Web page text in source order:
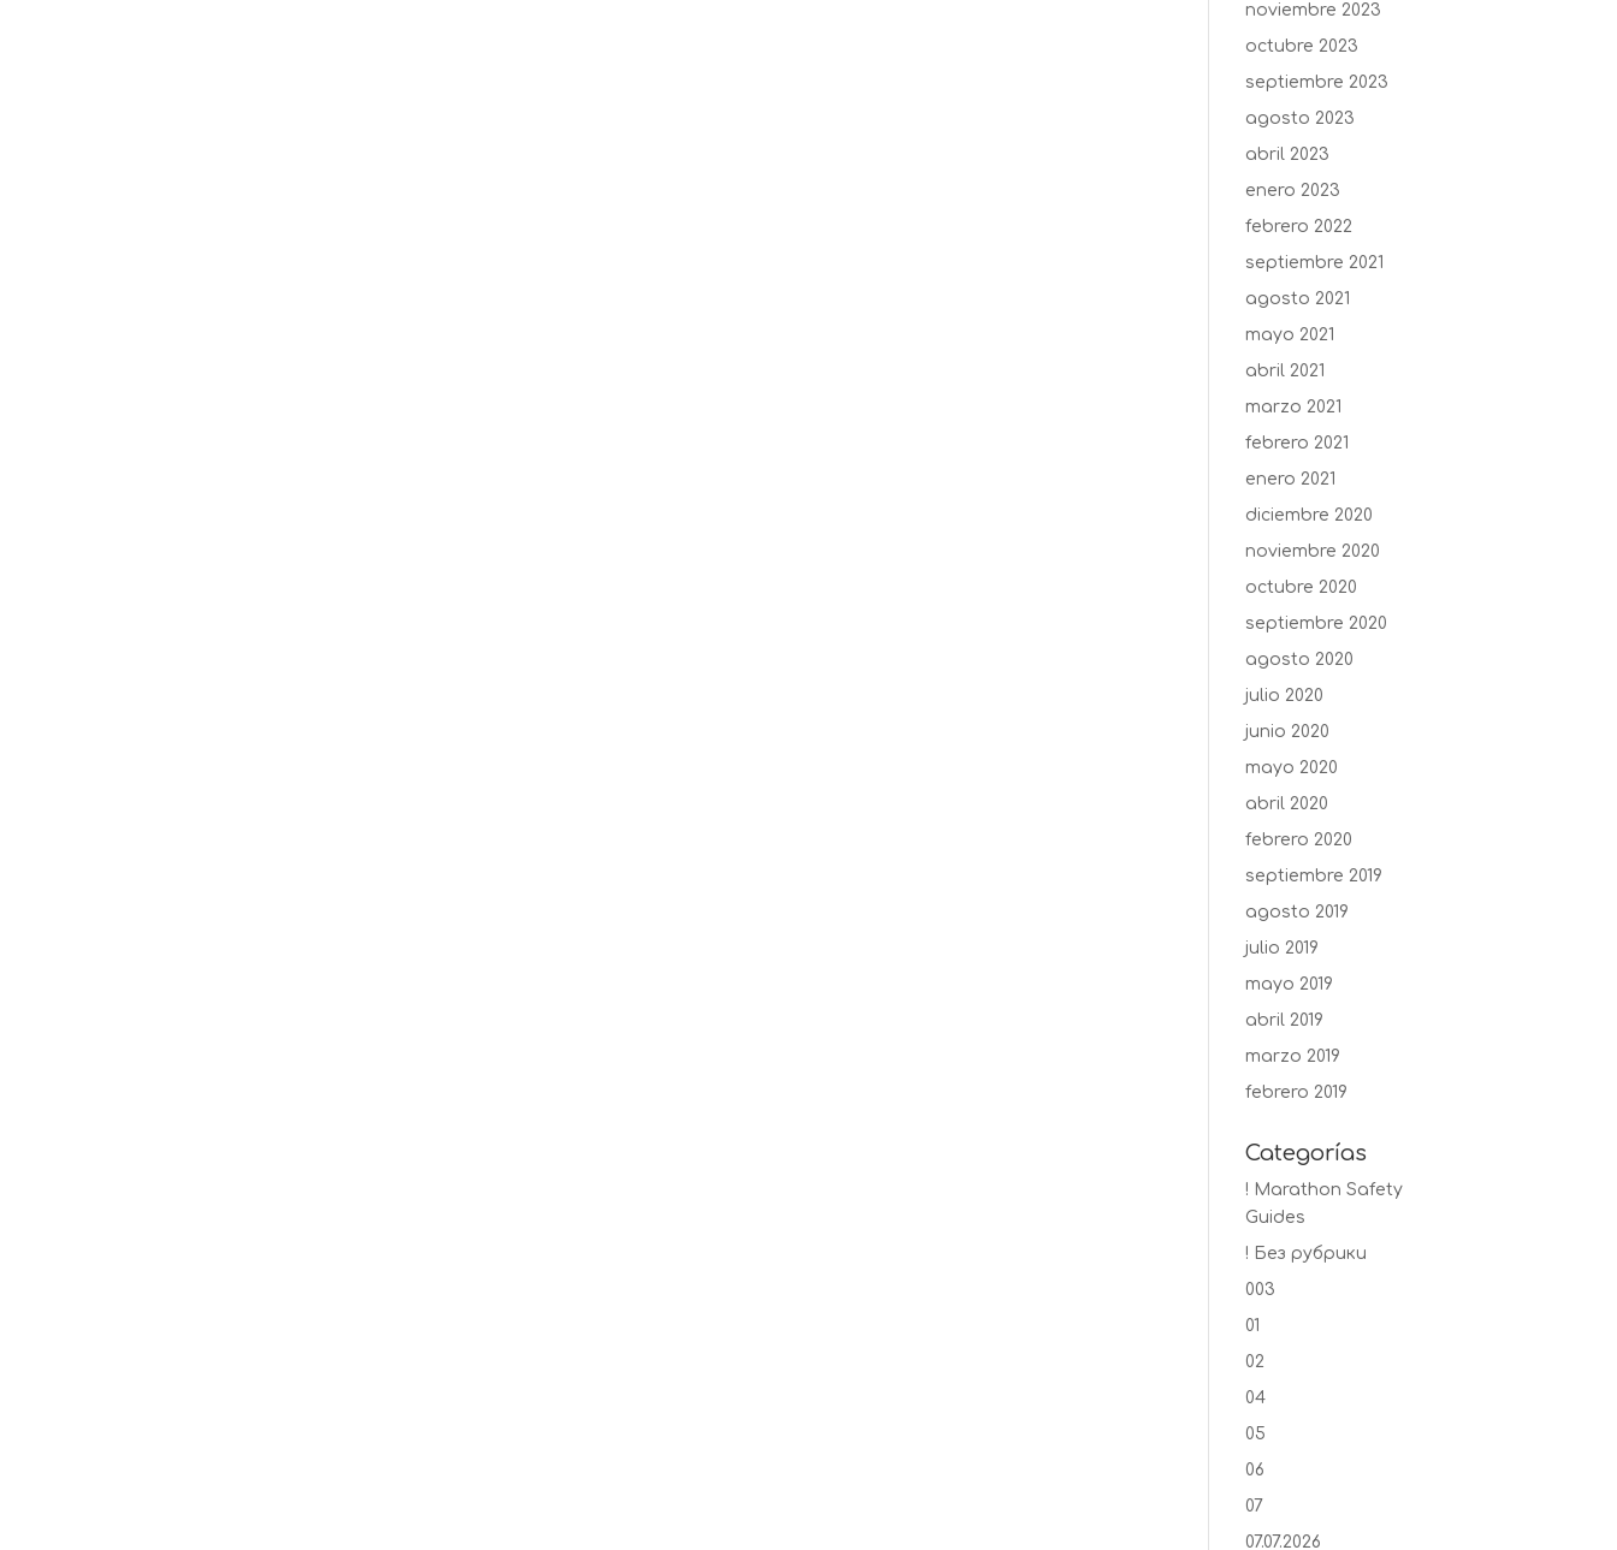
noviembre 2023
octubre 2023
septiembre 2023
agosto 2023
abril 2023
enero 2023
febrero 2022
septiembre 2021
agosto 2021
mayo 2021
abril 2021
marzo 2021
febrero 2021
enero 2021
diciembre 2020
noviembre 2020
octubre 2020
septiembre 2020
agosto 2020
julio 2020
junio 2020
mayo 2020
abril 2020
febrero 2020
septiembre 2019
agosto 2019
julio 2019
mayo 2019
abril 2019
marzo 2019
febrero 2019
Categorías
! Marathon Safety
Guides
! Без рубрики
003
01
02
04
05
06
07
07.07.2026